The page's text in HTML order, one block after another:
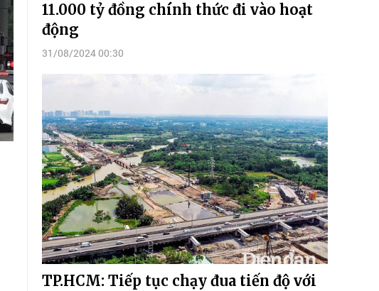
11.000 tỷ đồng chính thức đi vào hoạt
động
31/08/2024 00:30
TP.HCM: Tiếp tục chạy đua tiến độ với